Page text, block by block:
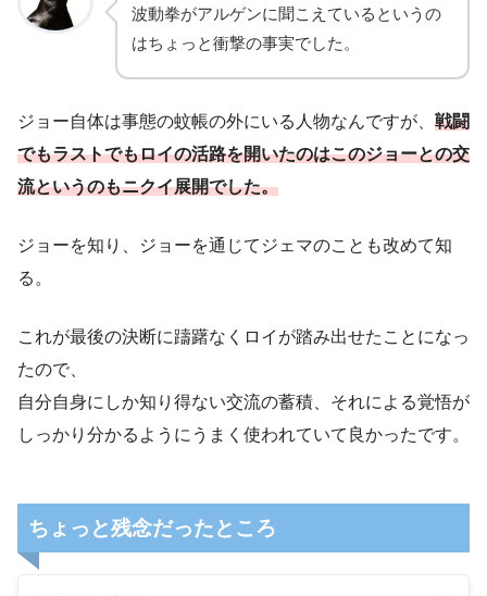
波動拳がアルゲンに聞こえているというの
はちょっと衝撃の事実でした。
ジョー自体は事態の蚊帳の外にいる人物なんですが、 戦闘
でもラストでもロイの活路を開いたのはこのジョーとの交
流というのもニクイ展開でした。
ジョーを知り、ジョーを通じてジェマのことも改めて知
る。
これが最後の決断に躊躇なくロイが踏み出せたことになっ
たので、
自分自身にしか知り得ない交流の蓄積、それによる覚悟が
しっかり分かるようにうまく使われていて良かったです。
ちょっと残念だったところ